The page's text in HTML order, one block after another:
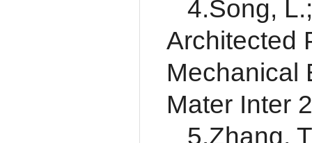
4.Song,
Architected
Mechanical
Mater Inter
5.Zhang,